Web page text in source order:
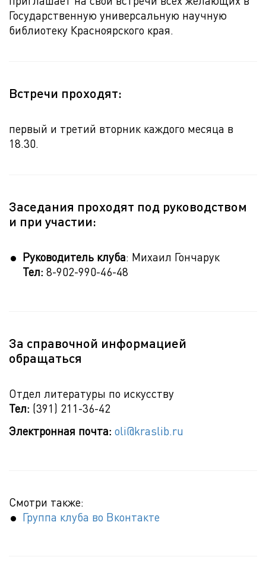
Государственную универсальную научную
библиотеку Красноярского края.
Встречи проходят:
первый и третий вторник каждого месяца в
18.30.
Заседания проходят под руководством
и при участии:
Руководитель клуба: Михаил Гончарук
Тел: 8-902-990-46-48
За справочной информацией
обращаться
Отдел литературы по искусству
Тел: (391) 211-36-42
Электронная почта: oli@kraslib.ru
Смотри также:
Группа клуба во Вконтакте